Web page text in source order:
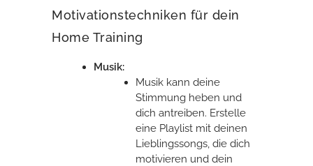
Motivationstechniken für dein
Home Training
Musik:
Musik kann deine
Stimmung heben und
dich antreiben. Erstelle
eine Playlist mit deinen
Lieblingssongs, die dich
motivieren und dein